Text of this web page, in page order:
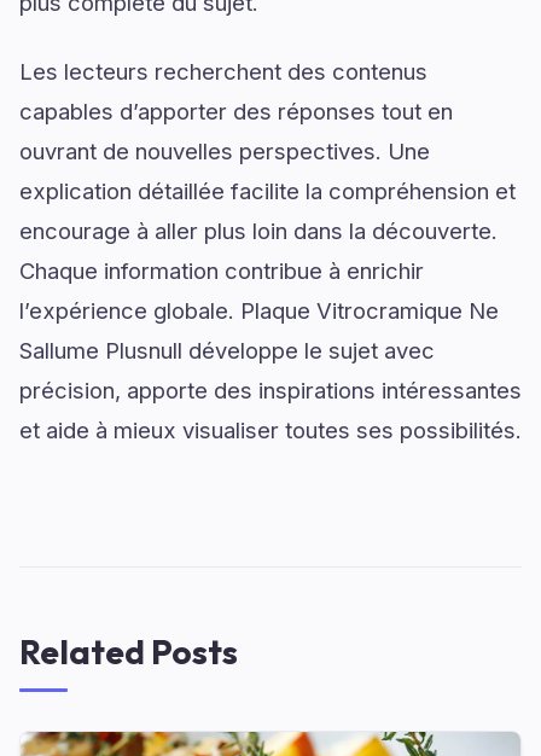
Les lecteurs recherchent des contenus
capables d’apporter des réponses tout en
ouvrant de nouvelles perspectives. Une
explication détaillée facilite la compréhension et
encourage à aller plus loin dans la découverte.
Chaque information contribue à enrichir
l’expérience globale. Plaque Vitrocramique Ne
Sallume Plusnull développe le sujet avec
précision, apporte des inspirations intéressantes
et aide à mieux visualiser toutes ses possibilités.
Related Posts